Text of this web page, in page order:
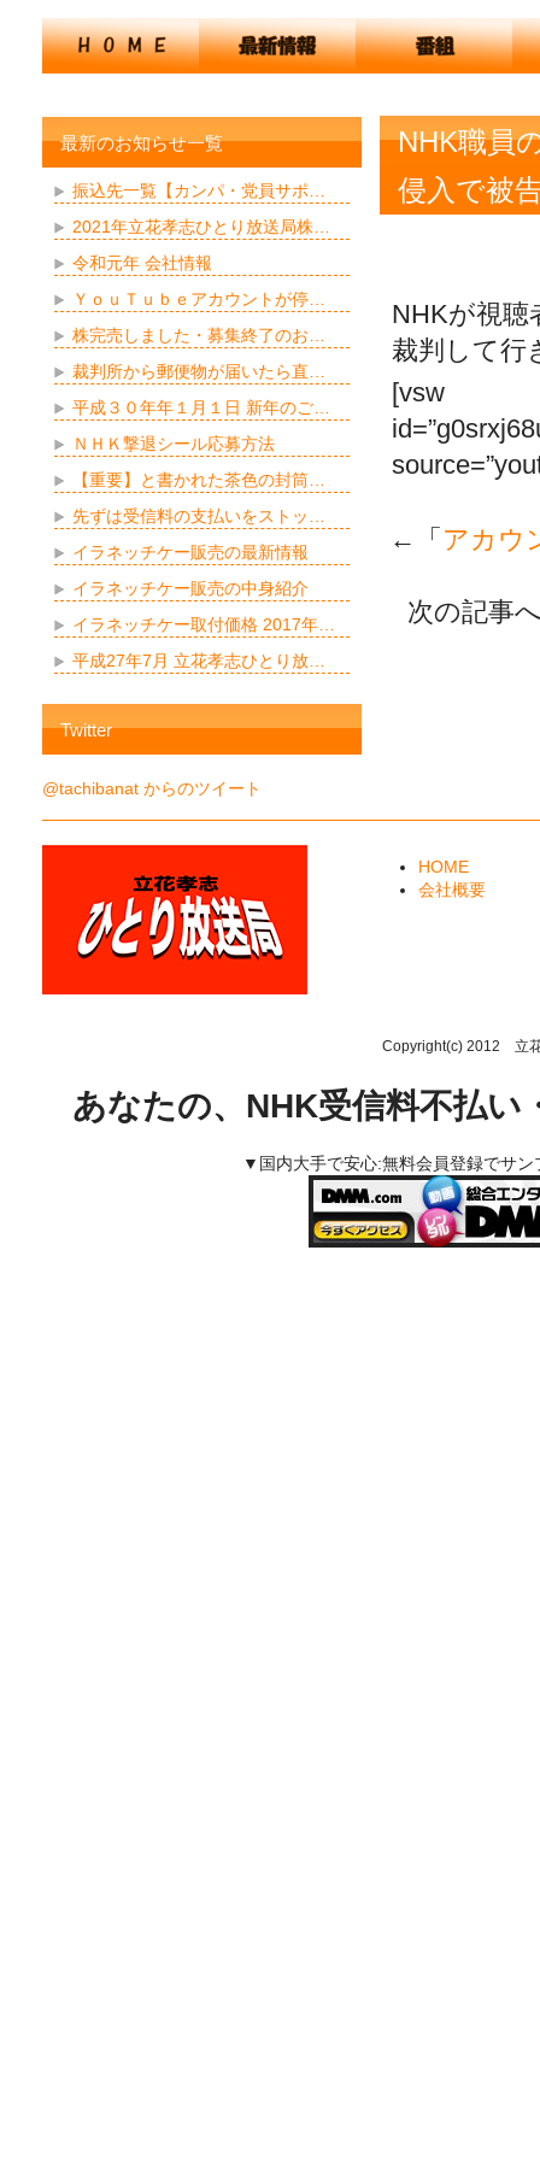
NHK職員
侵入で被
NHKが視
裁判して行
[vsw
←「 アカウ
次の記事
最新のお知らせ一覧
振込先一覧【カンパ・党員サポ…
2021年立花孝志ひとり放送局株…
令和元年 会社情報
ＹｏｕＴｕｂｅアカウントが停…
株完売しました・募集終了のお…
裁判所から郵便物が届いたら直…
平成３０年年１月１日 新年のご…
ＮＨＫ撃退シール応募方法
【重要】と書かれた茶色の封筒…
先ずは受信料の支払いをストッ…
イラネッチケー販売の最新情報
イラネッチケー販売の中身紹介
イラネッチケー取付価格 2017年…
平成27年7月 立花孝志ひとり放…
Twitter
@tachibanat からのツイート
HOME
会社概要
Copyright(c) 2012 立
あなたの、NHK受信料不払
▼国内大手で安心:無料会員登録でサ